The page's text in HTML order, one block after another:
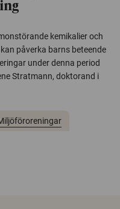
kemikalier och
påverka barns beteende
under denna period
Stratmann, doktorand i